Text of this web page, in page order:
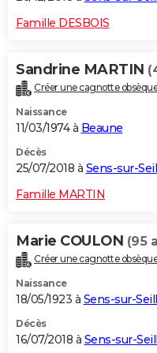
Famille DESBOIS
Sandrine MARTIN
Créer une cagnotte
Naissance
11/03/1974 à Beaune
Décès
25/07/2018 à Sens-sur-
Famille MARTIN
Marie COULON (95
Créer une cagnotte
Naissance
18/05/1923 à Sens-sur-
Décès
16/07/2018 à Sens-sur-